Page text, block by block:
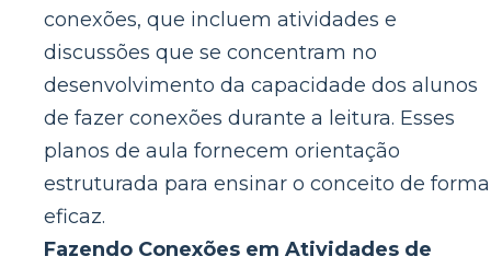
conexões, que incluem atividades e
discussões que se concentram no
desenvolvimento da capacidade dos alunos
de fazer conexões durante a leitura. Esses
planos de aula fornecem orientação
estruturada para ensinar o conceito de forma
eficaz.
Fazendo Conexões em Atividades de